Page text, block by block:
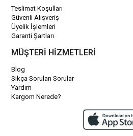
Teslimat Koşulları
Güvenli Alışveriş
Üyelik İşlemleri
Garanti Şartları
MÜŞTERİ HİZMETLERİ
Blog
Sıkça Sorulan Sorular
Yardım
Kargom Nerede?